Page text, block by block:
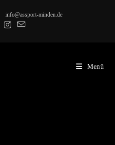
info@assport-minden.de
Menü